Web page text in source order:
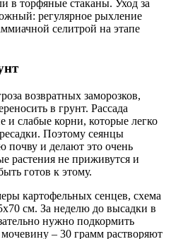
в торфяные стаканы. Уход за
регулярное рыхление
селитрой на этапе
возвратных заморозков,
в грунт. Рассада
и слабые корни, которые легко
Поэтому сеянцы
почву и делают это очень
растения не приживутся и
готов к этому.
картофельных сенцев, схема
см. За неделю до высадки в
нужно подкормить
– 30 грамм растворяют